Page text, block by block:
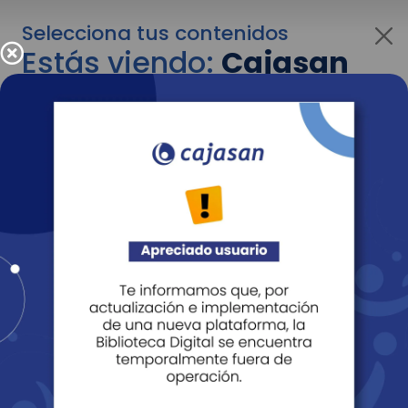
Selecciona tus contenidos
Estás viendo:Cajasan
para personas
Para cambiar al contenido de tu interés más
adelante recuerda utilizar el menú
Entendido